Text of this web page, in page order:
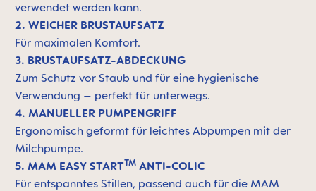
verwendet werden kann.
2. WEICHER BRUSTAUFSATZ
Für maximalen Komfort.
3. BRUSTAUFSATZ-ABDECKUNG
Zum Schutz vor Staub und für eine hygienische
Verwendung – perfekt für unterwegs.
4. MANUELLER PUMPENGRIFF
Ergonomisch geformt für leichtes Abpumpen mit der
Milchpumpe.
5. MAM EASY STARTTM ANTI-COLIC
Für entspanntes Stillen, passend auch für die MAM